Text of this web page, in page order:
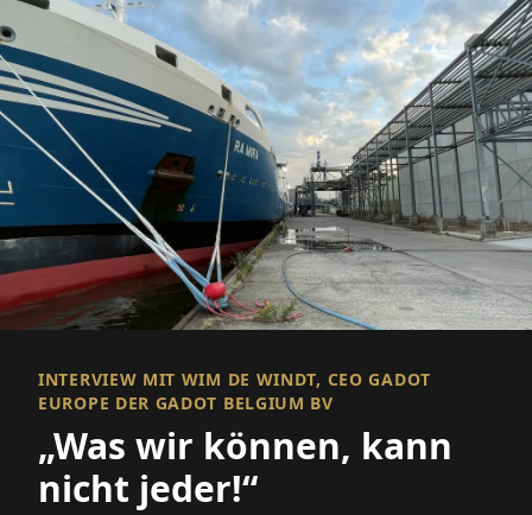
INTERVIEW MIT WIM DE WINDT, CEO GADOT
EUROPE DER GADOT BELGIUM BV
„Was wir können, kann
nicht jeder!“